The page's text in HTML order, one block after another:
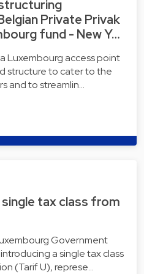
Private Privak
fund - New Y…
Luxembourg access point
structure to cater to the
and to streamlin…
tax class from
Government
a single tax class
(Tarif U), represe…